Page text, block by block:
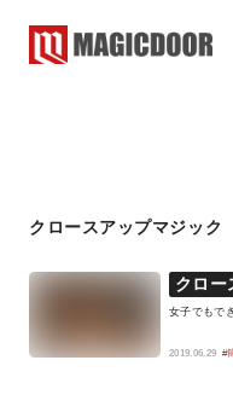
クロースアップマジック
クロー
女子でもで
2019.06.29 #